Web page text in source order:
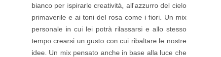
bianco per ispirarle creatività, all'azzurro del cielo
primaverile e ai toni del rosa come i fiori. Un mix
personale in cui lei potrà rilassarsi e allo stesso
tempo crearsi un gusto con cui ribaltare le nostre
idee. Un mix pensato anche in base alla luce che